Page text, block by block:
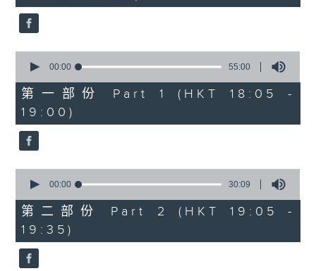
minutes,
0
seconds
seconds
55
minutes,
0
seconds
00:00 55:00
第一部份 Part 1 (HKT 18:05 -
19:00)
seconds
30
minutes,
9
seconds
00:00 30:09
第二部份 Part 2 (HKT 19:05 -
19:35)